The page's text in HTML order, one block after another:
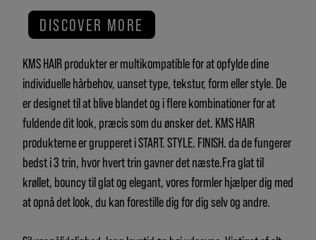
DISCOVER MORE
KMS HAIR produkter er multikompatible for at opfylde dine
individuelle hårbehov, uanset type, tekstur, form eller style. De
er designet til at blive blandet og i flere kombinationer for at
fuldende dit look, præcis som du ønsker det. KMS HAIR
produkterne er grupperet i START. STYLE. FINISH. da de fungerer
bedst i 3 trin, hvor hvert trin gavner det næste.Fra glat til
krøllet, bouncy til glat og elegant, vores formler hjælper dig med
at opnå det look, du kan forestille dig for dig selv og andre.